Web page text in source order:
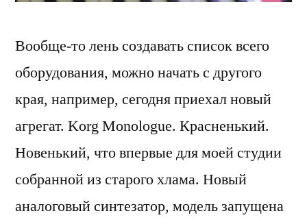
Вообще-то лень создавать список всего
оборудования, можно начать с другого
края, например, сегодня приехал новый
агрегат. Korg Monologue. Красненький.
Новенький, что впервые для моей студии
собранной из старого хлама. Новый
аналоговый синтезатор, модель запущена